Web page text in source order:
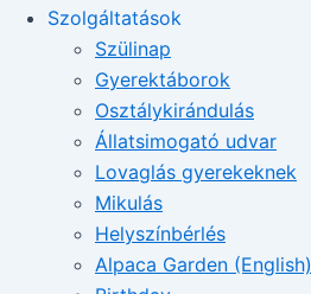
Szolgáltatások
Szülinap
Gyerektáborok
Osztálykirándulás
Állatsimogató udvar
Lovaglás gyerekeknek
Mikulás
Helyszínbérlés
Alpaca Garden (English)